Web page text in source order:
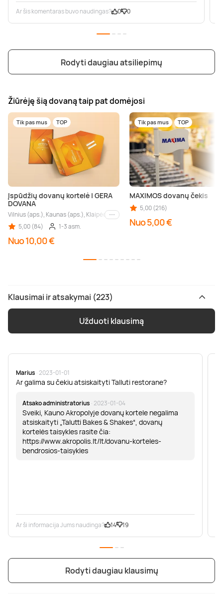
Ar šis komentaras buvo naudingas? 0 0
Rodyti daugiau atsiliepimų
Žiūrėję šią dovaną taip pat domėjosi
Tik pas mus TOP
Įspūdžių dovanų kortelė | GERA
DOVANA
Vilnius (aps.), Kaunas (aps.), Klaipėda (aps.), Palanga (aps.), Nida (aps.),
Kiti miestai
5,00 (84)
1-3 asm.
Nuo 10,00 €
Tik pas mus TOP
MAXIMOS dovanų čekis
5,00 (216)
Nuo 5,00 €
Klausimai ir atsakymai (223)
Užduoti klausimą
Marius · 2023-01-01
Ar galima su čekiu atsiskaityti Talluti restorane?
Atsako administratorius · 2023-01-04
Sveiki, Kauno Akropolyje dovanų kortele negalima
atsiskaityti „Talutti Bakes & Shakes“, dovanų
kortelės taisykles rasite čia:
https://www.akropolis.lt/lt/dovanu-korteles-
bendrosios-taisykles
Ar ši informacija Jums naudinga? 14 19
Rodyti daugiau klausimų